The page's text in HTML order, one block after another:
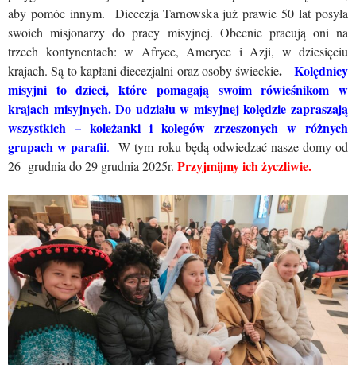
aby pomóc innym. Diecezja Tarnowska już prawie 50 lat posyła
swoich misjonarzy do pracy misyjnej. Obecnie pracują oni na
trzech kontynentach: w Afryce, Ameryce i Azji, w dziesięciu
krajach. Są to kapłani diecezjalni oraz osoby świeckie.Kolędnicy
misyjni to dzieci, które pomagają swoim rówieśnikom w
krajach misyjnych. Do udziału w misyjnej kolędzie zapraszają
wszystkich – koleżanki i kolegów zrzeszonych w różnych
grupach w parafii. W tym roku będą odwiedzać nasze domy od
26 grudnia do 29 grudnia 2025r. Przyjmijmy ich życzliwie.